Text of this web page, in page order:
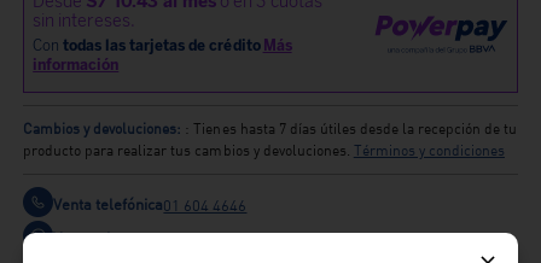
Cambios y devoluciones: : Tienes hasta 7 días útiles desde la recepción de tu
producto para realizar tus cambios y devoluciones. Términos y condiciones
Venta telefónica01 604 4646
Venta whatsapp01) 604 4646